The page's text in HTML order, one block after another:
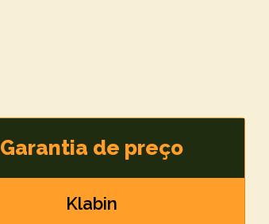
Garantia de preço
Klabin